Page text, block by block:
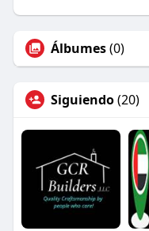
Álbumes(0)
Siguiendo(20)